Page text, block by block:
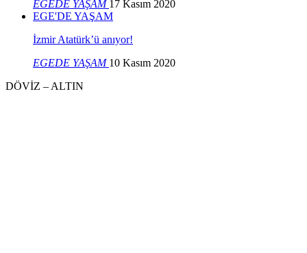
EGEDE YAŞAM 17 Kasım 2020
EGE'DE YAŞAM
İzmir Atatürk’ü anıyor!
EGEDE YAŞAM 10 Kasım 2020
DÖVİZ – ALTIN